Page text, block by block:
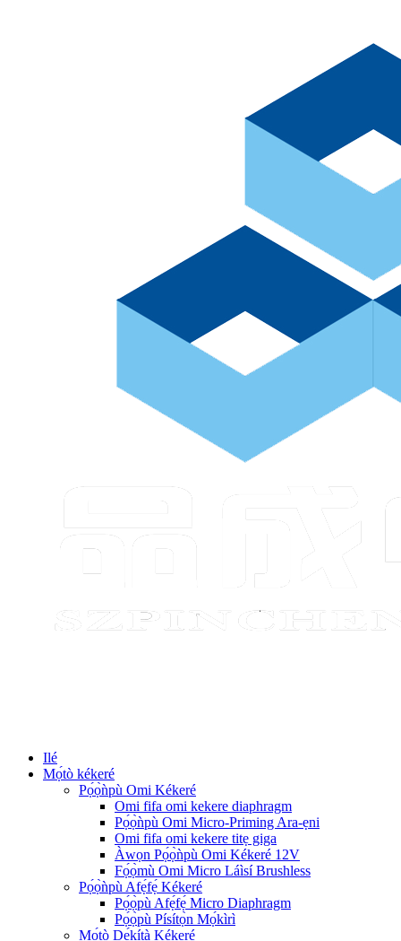
Ilé
Mọ́tò kékeré
Pọ́ọ̀ǹpù Omi Kékeré
Omi fifa omi kekere diaphragm
Pọ́ọ̀ǹpù Omi Micro-Priming Ara-ẹni
Omi fifa omi kekere titẹ giga
Àwọn Pọ́ọ̀ǹpù Omi Kékeré 12V
Fọ́ọ̀mù Omi Micro Láìsí Brushless
Pọ́ọ̀ǹpù Afẹ́fẹ́ Kékeré
Pọ́ọ̀pù Afẹ́fẹ́ Micro Diaphragm
Pọ́ọ̀pù Písítọ̀n Mọ́kìrì
Mọ́tò Dẹ́kítà Kékeré